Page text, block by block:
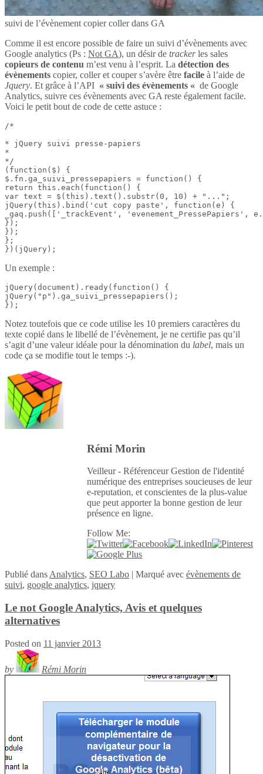
suivi de l’évènement copier coller dans GA
Comme il est encore possible de faire un suivi d’évènements avec
Google analytics (Ps : Not GA), un désir de trackerles sales
copieurs de contenu m’est venu à l’esprit. La détection des
évènements copier, coller et couper s’avère être facile à l’aide de
Jquery. Et grâce à l’API « suivi des évènements « de Google
Analytics, suivre ces évènements avec GA reste également facile.
Voici le petit bout de code de cette astuce :
/*
* jQuery suivi presse-papiers
*
*/
(function($) {
$.fn.ga_suivi_pressepapiers = function() {
return this.each(function() {
var text = $(this).text().substr(0, 10) + "...";
jQuery(this).bind('cut copy paste', function(e) {
_gaq.push(['_trackEvent', 'evenement_PressePapiers',
});
});
};
})(jQuery);
Un exemple :
jQuery(document).ready(function() {
jQuery("p").ga_suivi_pressepapiers();
});
Notez toutefois que ce code utilise les 10 premiers caractères du
texte copié dans le libellé de l’évènement, je ne certifie pas qu’il
s’agit d’une valeur idéale pour la dénomination du label, mais un
code ça se modifie tout le temps :-).
Rémi Morin
Veilleur - Référenceur Gestion de l'identité
numérique des entreprises soucieuses de leur
e-reputation, et conscientes de la plus-value
que peut apporter la bonne gestion de leur
présence en ligne.
Follow Me:
Publié dans Analytics, SEO Labo | Marqué avec évènements de
suivi, google analytics, jquery
Le not Google Analytics, Avis et quelques
alternatives
Posted on 11 janvier 2013
by Rémi Morin